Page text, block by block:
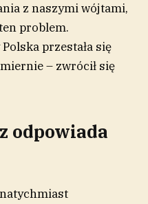
z naszymi wójtami,
problem.
przestała się
– zwrócił się
odpowiada